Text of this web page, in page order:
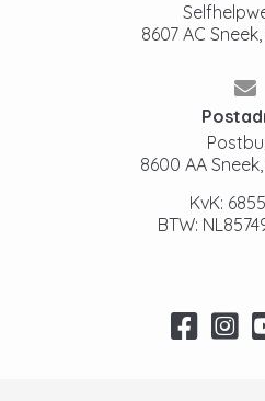
8607 AC
8600 AA
KvK:
BTW: